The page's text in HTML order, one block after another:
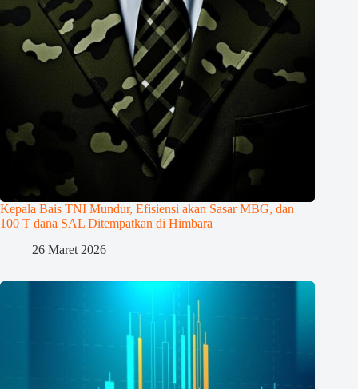
Kepala Bais TNI Mundur, Efisiensi akan Sasar MBG, dan
100 T dana SAL Ditempatkan di Himbara
26 Maret 2026